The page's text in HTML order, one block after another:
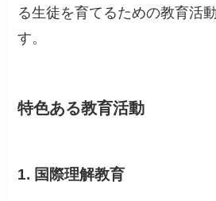
る生徒を育てるための教育活
す。
特色ある教育活動
1. 国際理解教育